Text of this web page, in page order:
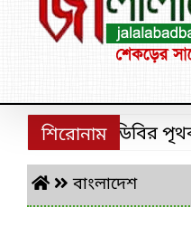
শিরোনাম
শ্রীমঙ্গলে ডিবির
বাংলাদেশ